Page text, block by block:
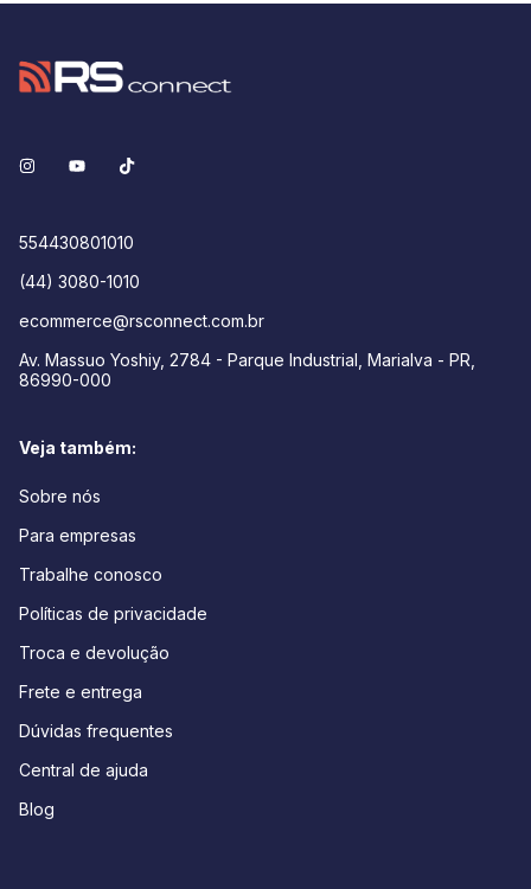
554430801010
(44) 3080-1010
ecommerce@rsconnect.com.br
Av. Massuo Yoshiy, 2784 - Parque Industrial, Marialva - PR,
86990-000
Veja também:
Sobre nós
Para empresas
Trabalhe conosco
Políticas de privacidade
Troca e devolução
Frete e entrega
Dúvidas frequentes
Central de ajuda
Blog